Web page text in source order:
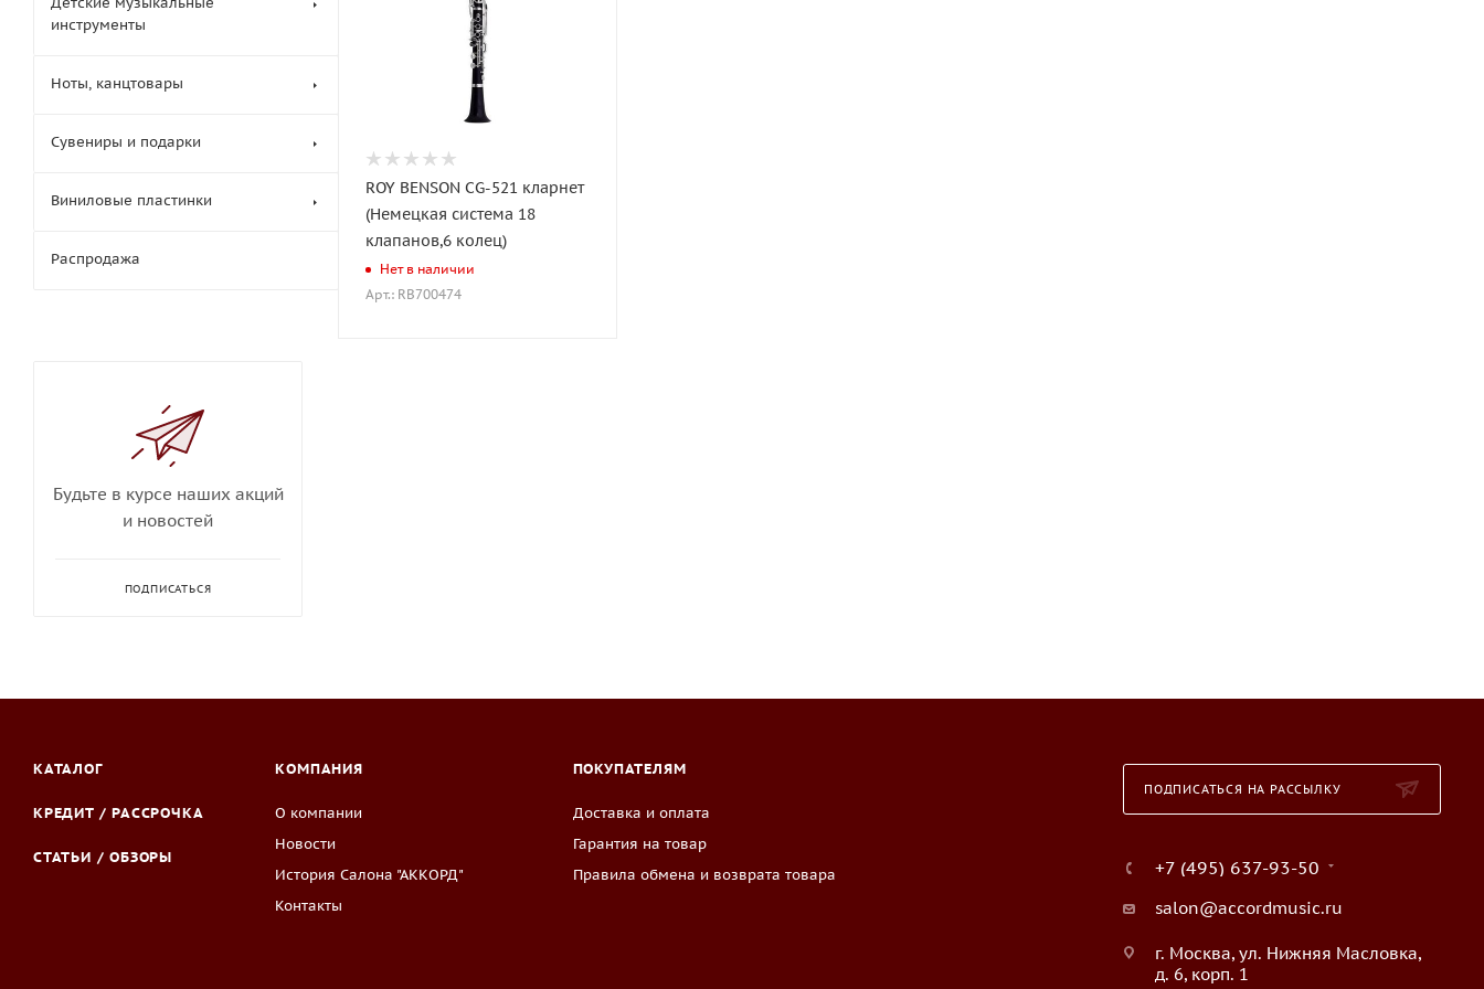
ROY BENSON CG-521 кларнет
(Немецкая система 18
клапанов,6 колец)
Нет в наличии
Арт.: RB700474
инструменты
Ноты, канцтовары
Сувениры и подарки
Виниловые пластинки
Распродажа
Будьте в курсе наших акций
и новостей
ПОДПИСАТЬСЯ
КАТАЛОГ
КРЕДИТ / РАССРОЧКА
СТАТЬИ / ОБЗОРЫ
КОМПАНИЯ
О компании
Новости
История Салона "АККОРД"
Контакты
ПОКУПАТЕЛЯМ
Доставка и оплата
Гарантия на товар
Правила обмена и возврата товара
ПОДПИСАТЬСЯ НА РАССЫЛКУ
+7 (495) 637-93-50
salon@accordmusic.ru
г. Москва, ул. Нижняя Масловка,
д. 6, корп. 1